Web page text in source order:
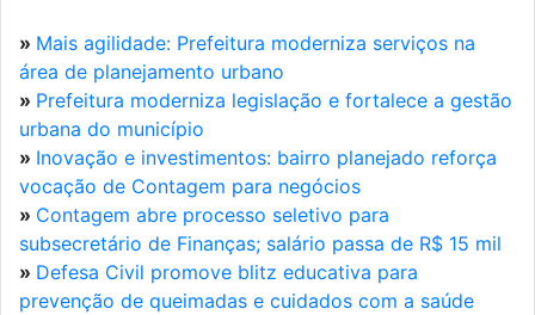
» Mais agilidade: Prefeitura moderniza serviços na
área de planejamento urbano
» Prefeitura moderniza legislação e fortalece a gestão
urbana do município
» Inovação e investimentos: bairro planejado reforça
vocação de Contagem para negócios
» Contagem abre processo seletivo para
subsecretário de Finanças; salário passa de R$ 15 mil
» Defesa Civil promove blitz educativa para
prevenção de queimadas e cuidados com a saúde